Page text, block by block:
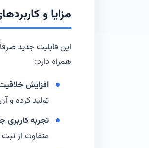
مزایا و
این قابلیت جدید
همراه دارد:
افزایش
تولید کرده و
تجربه کاربری
متفاوت از